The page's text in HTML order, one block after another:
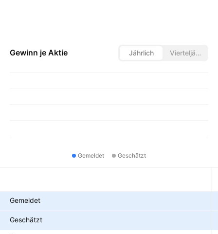
Gewinn je Aktie Jährlich Vierteljährlich
Gemeldet Geschätzt
Gemeldet
Geschätzt